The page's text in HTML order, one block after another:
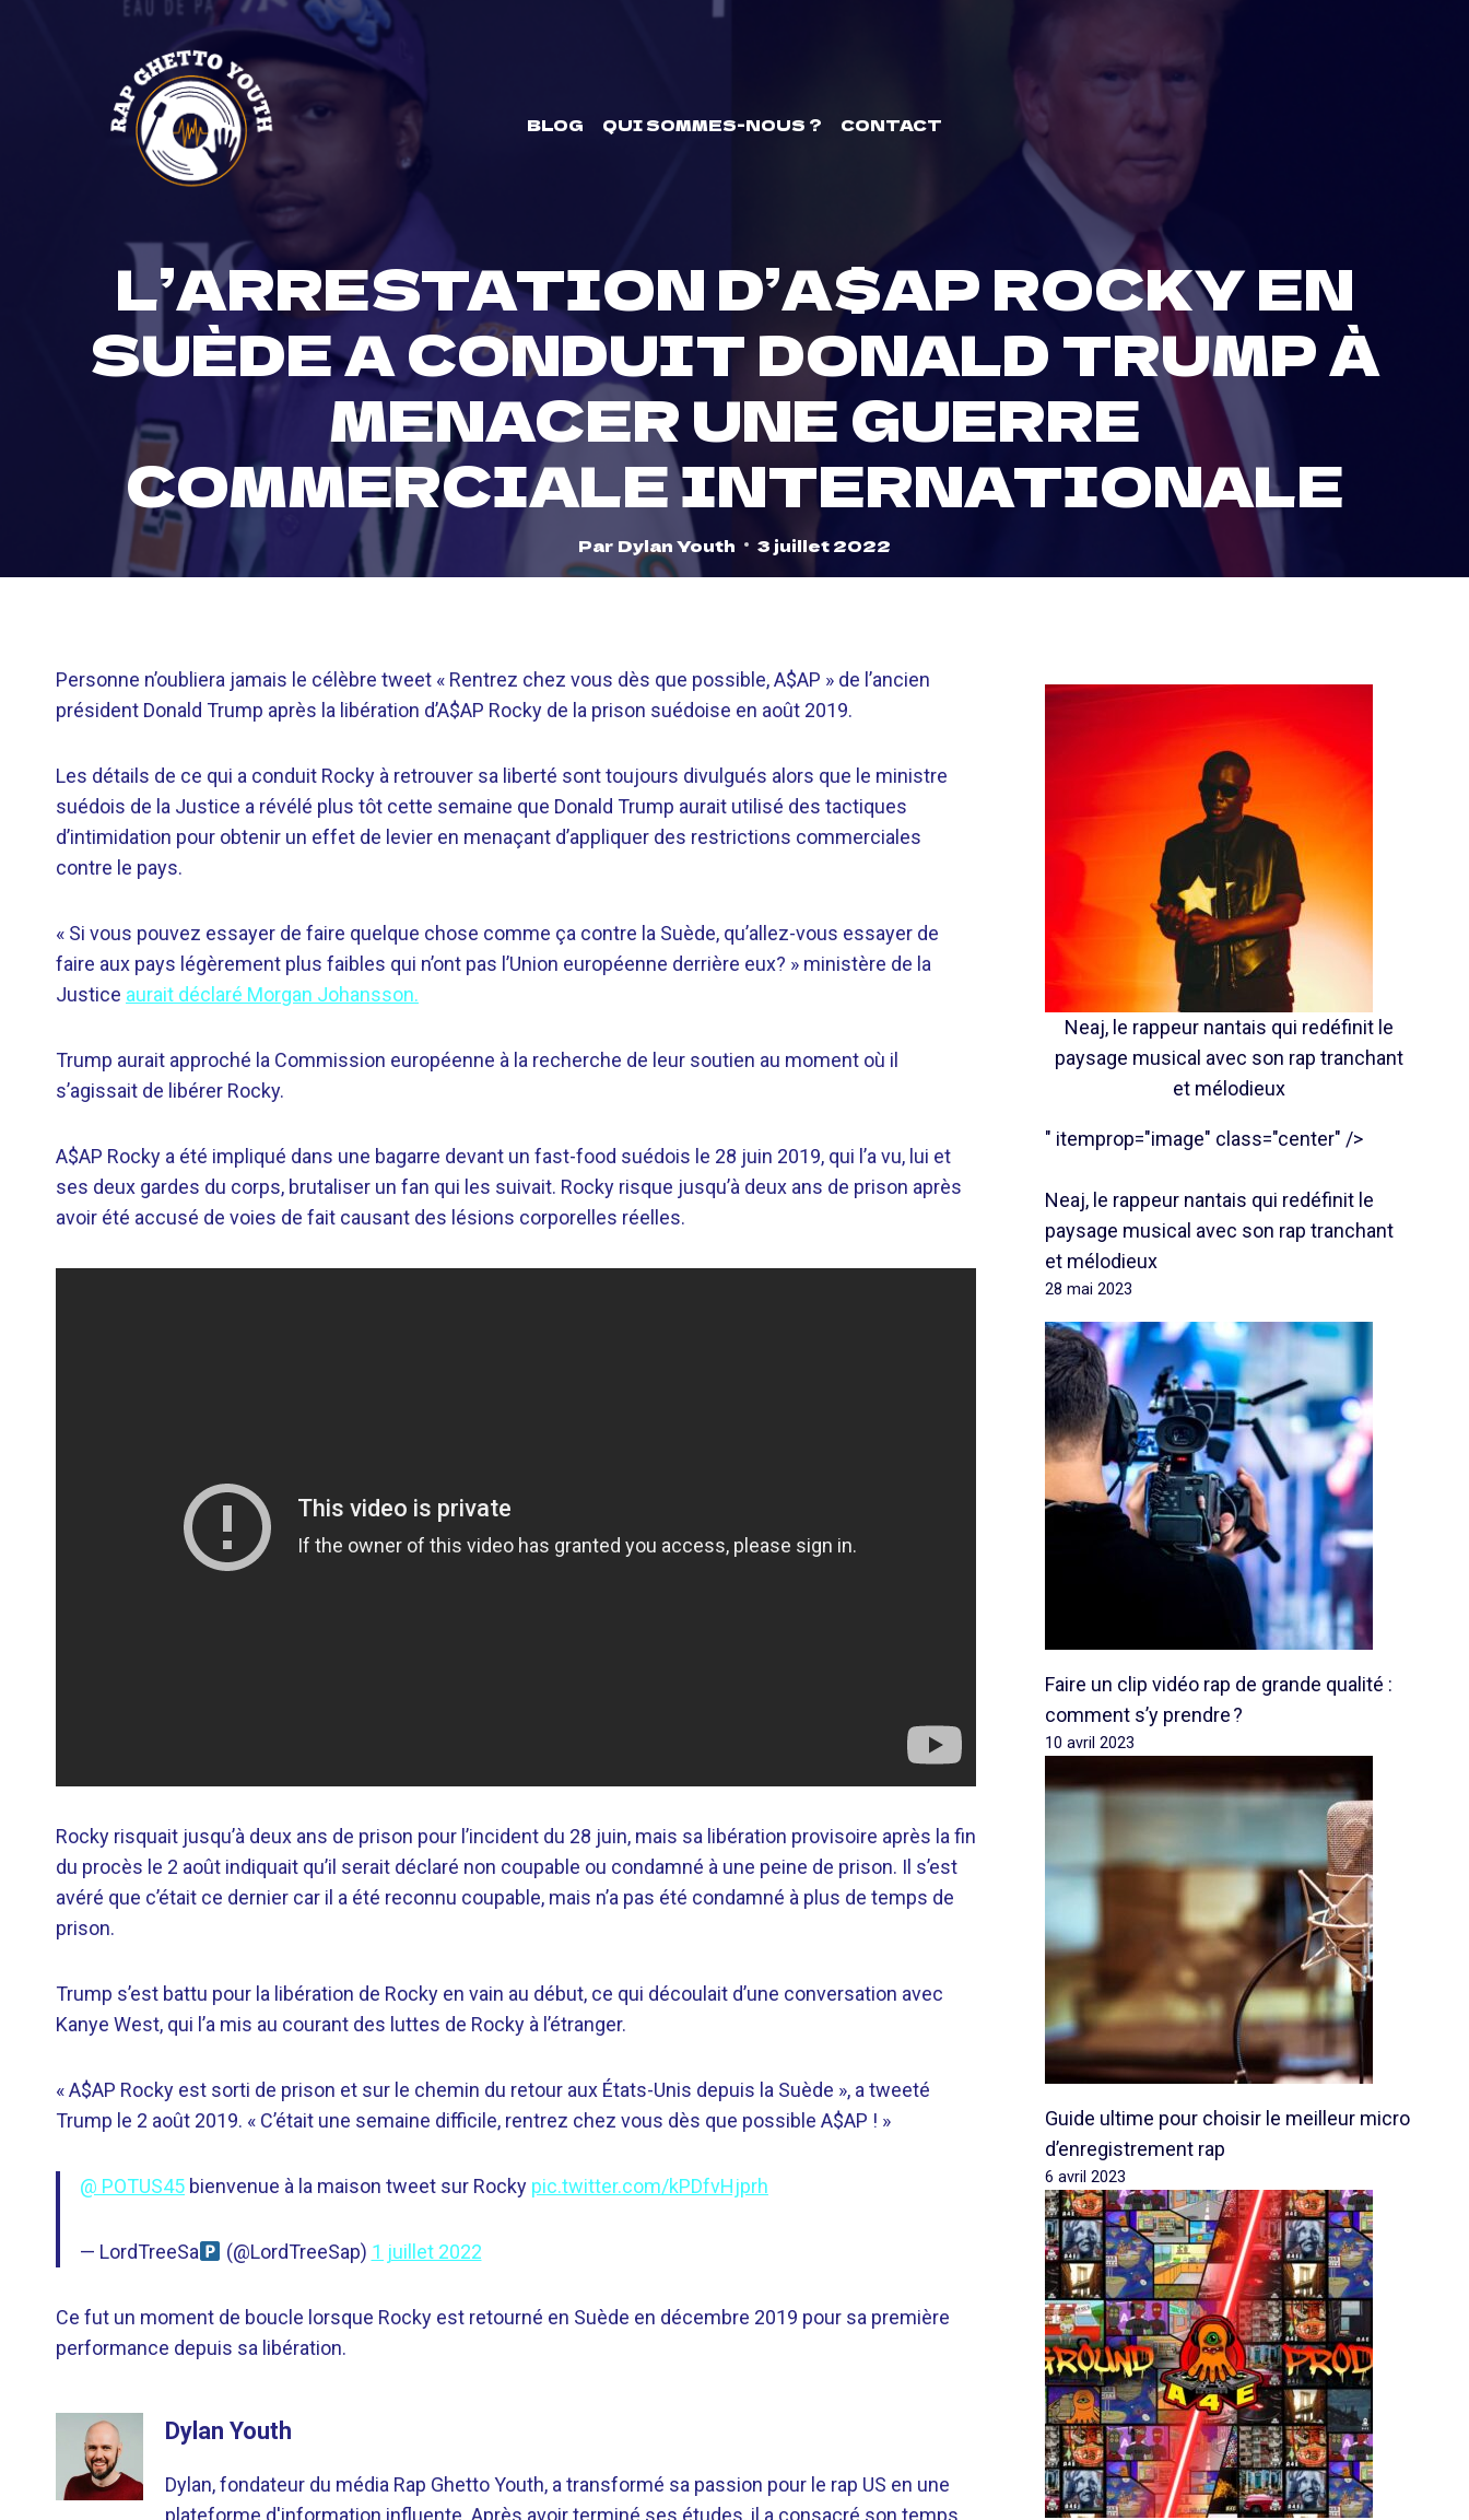
BLOG QUI SOMMES-NOUS ? CONTACT
L’ARRESTATION D’A$AP ROCKY EN
SUÈDE A CONDUIT DONALD TRUMP À
MENACER UNE GUERRE
COMMERCIALE INTERNATIONALE
Par Dylan Youth 3 juillet 2022
Personne n’oubliera jamais le célèbre tweet « Rentrez chez vous dès que possible, A$AP » de l’ancien
président Donald Trump après la libération d’A$AP Rocky de la prison suédoise en août 2019.
Les détails de ce qui a conduit Rocky à retrouver sa liberté sont toujours divulgués alors que le ministre
suédois de la Justice a révélé plus tôt cette semaine que Donald Trump aurait utilisé des tactiques
d’intimidation pour obtenir un effet de levier en menaçant d’appliquer des restrictions commerciales
contre le pays.
« Si vous pouvez essayer de faire quelque chose comme ça contre la Suède, qu’allez-vous essayer de
faire aux pays légèrement plus faibles qui n’ont pas l’Union européenne derrière eux? » ministère de la
Justice aurait déclaré Morgan Johansson.
Trump aurait approché la Commission européenne à la recherche de leur soutien au moment où il
s’agissait de libérer Rocky.
A$AP Rocky a été impliqué dans une bagarre devant un fast-food suédois le 28 juin 2019, qui l’a vu, lui et
ses deux gardes du corps, brutaliser un fan qui les suivait. Rocky risque jusqu’à deux ans de prison après
avoir été accusé de voies de fait causant des lésions corporelles réelles.
Rocky risquait jusqu’à deux ans de prison pour l’incident du 28 juin, mais sa libération provisoire après la fin
du procès le 2 août indiquait qu’il serait déclaré non coupable ou condamné à une peine de prison. Il s’est
avéré que c’était ce dernier car il a été reconnu coupable, mais n’a pas été condamné à plus de temps de
prison.
Trump s’est battu pour la libération de Rocky en vain au début, ce qui découlait d’une conversation avec
Kanye West, qui l’a mis au courant des luttes de Rocky à l’étranger.
« A$AP Rocky est sorti de prison et sur le chemin du retour aux États-Unis depuis la Suède », a tweeté
Trump le 2 août 2019. « C’était une semaine difficile, rentrez chez vous dès que possible A$AP ! »
@ POTUS45 bienvenue à la maison tweet sur Rocky pic.twitter.com/kPDfvHjprh
— LordTreeSa (@LordTreeSap) 1 juillet 2022
Ce fut un moment de boucle lorsque Rocky est retourné en Suède en décembre 2019 pour sa première
performance depuis sa libération.
Dylan Youth
Dylan, fondateur du média Rap Ghetto Youth, a transformé sa passion pour le rap US en une
plateforme d'information influente. Après avoir terminé ses études, il a consacré son temps
Neaj, le rappeur nantais qui redéfinit le
paysage musical avec son rap tranchant
et mélodieux
" itemprop="image" class="center" />
Neaj, le rappeur nantais qui redéfinit le
paysage musical avec son rap tranchant
et mélodieux
28 mai 2023
Faire un clip vidéo rap de grande qualité :
comment s’y prendre ?
10 avril 2023
Guide ultime pour choisir le meilleur micro
d’enregistrement rap
6 avril 2023